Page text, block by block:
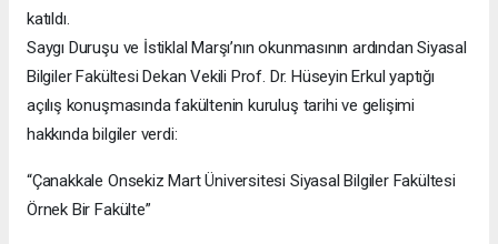
katıldı.
Saygı Duruşu ve İstiklal Marşı’nın okunmasının ardından Siyasal
Bilgiler Fakültesi Dekan Vekili Prof. Dr. Hüseyin Erkul yaptığı
açılış konuşmasında fakültenin kuruluş tarihi ve gelişimi
hakkında bilgiler verdi:
“Çanakkale Onsekiz Mart Üniversitesi Siyasal Bilgiler Fakültesi
Örnek Bir Fakülte”